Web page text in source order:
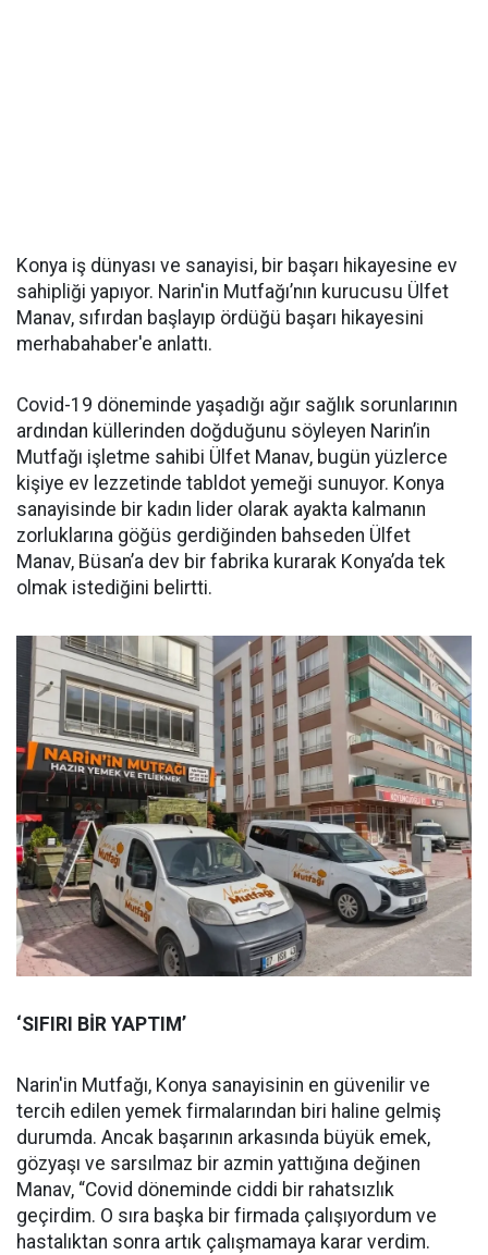
Konya iş dünyası ve sanayisi, bir başarı hikayesine ev
sahipliği yapıyor. Narin'in Mutfağı’nın kurucusu Ülfet
Manav, sıfırdan başlayıp ördüğü başarı hikayesini
merhabahaber'e anlattı.
Covid-19 döneminde yaşadığı ağır sağlık sorunlarının
ardından küllerinden doğduğunu söyleyen Narin’in
Mutfağı işletme sahibi Ülfet Manav, bugün yüzlerce
kişiye ev lezzetinde tabldot yemeği sunuyor. Konya
sanayisinde bir kadın lider olarak ayakta kalmanın
zorluklarına göğüs gerdiğinden bahseden Ülfet
Manav, Büsan’a dev bir fabrika kurarak Konya’da tek
olmak istediğini belirtti.
‘SIFIRI BİR YAPTIM’
Narin'in Mutfağı, Konya sanayisinin en güvenilir ve
tercih edilen yemek firmalarından biri haline gelmiş
durumda. Ancak başarının arkasında büyük emek,
gözyaşı ve sarsılmaz bir azmin yattığına değinen
Manav, “Covid döneminde ciddi bir rahatsızlık
geçirdim. O sıra başka bir firmada çalışıyordum ve
hastalıktan sonra artık çalışmamaya karar verdim.